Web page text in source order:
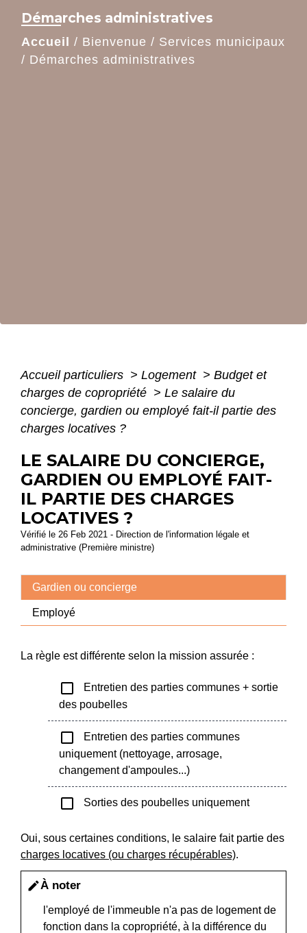
Démarches administratives
Accueil / Bienvenue / Services municipaux
/ Démarches administratives
Accueil particuliers > Logement > Budget et
charges de copropriété > Le salaire du
concierge, gardien ou employé fait-il partie des
charges locatives ?
LE SALAIRE DU CONCIERGE,
GARDIEN OU EMPLOYÉ FAIT-
IL PARTIE DES CHARGES
LOCATIVES ?
Vérifié le 26 Feb 2021 - Direction de l'information légale et
administrative (Première ministre)
Gardien ou concierge
Employé
La règle est différente selon la mission assurée :
check_box_outline_blank
Entretien des parties communes + sortie
des poubelles
check_box_outline_blank
Entretien des parties communes
uniquement (nettoyage, arrosage,
changement d'ampoules...)
check_box_outline_blank Sorties des poubelles uniquement
Oui, sous certaines conditions, le salaire fait partie des
charges locatives (ou charges récupérables).
editÀ noter
l'employé de l'immeuble n'a pas de logement de
fonction dans la copropriété, à la différence du